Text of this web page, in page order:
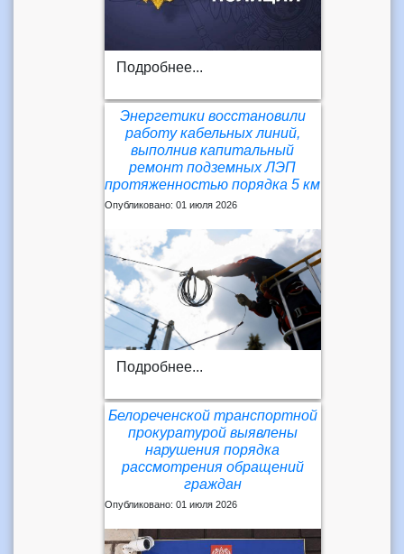
Подробнее...
Энергетики восстановили
работу кабельных линий,
выполнив капитальный
ремонт подземных ЛЭП
протяженностью порядка 5 км
Опубликовано: 01 июля 2026
Подробнее...
Белореченской транспортной
прокуратурой выявлены
нарушения порядка
рассмотрения обращений
граждан
Опубликовано: 01 июля 2026